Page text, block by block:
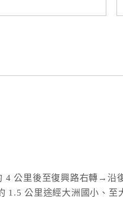
4 公里後至復興路右轉→
公里途經大洲國小、